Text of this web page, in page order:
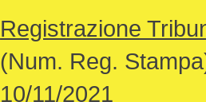
Registrazione
(Num. Reg.
10/11/2021